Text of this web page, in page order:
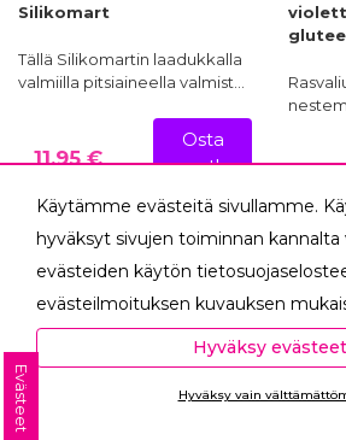
Silikomart
Tällä Silikomartin laadukkalla
valmiilla pitsiaineella valmist…
11,95 €
Osta
nyt!
Käytämme evästeitä sivullamme.
hyväksyt sivujen toiminnan
evästeiden käytön
evästeilmoituksen kuvauksen
Hyväksyessäsi analytiikka- ja
autat meitä mittaamaan ja
verkkosivumme toimintaa ja käyttöä
Hyväksy evästeet
Hyväksy vain
Evästeet